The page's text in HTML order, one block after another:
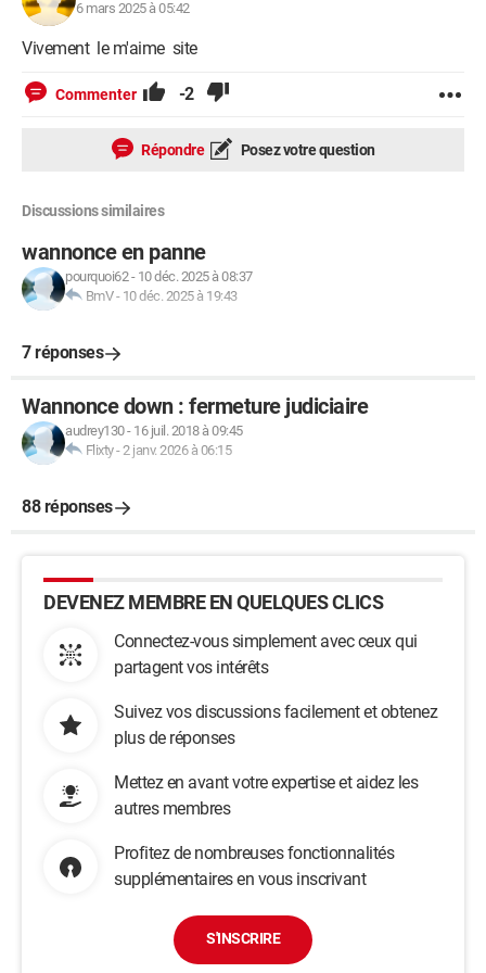
6 mars 2025 à 05:42
Vivement le m'aime site
Commenter -2
Répondre Posez votre question
Discussions similaires
wannonce en panne
pourquoi62- 10 déc. 2025 à 08:37
BmV- 10 déc. 2025 à 19:43
7 réponses
Wannonce down : fermeture judiciaire
audrey130- 16 juil. 2018 à 09:45
Flixty-2 janv. 2026 à 06:15
88 réponses
DEVENEZ MEMBRE EN QUELQUES CLICS
Connectez-vous simplement avec ceux qui
partagent vos intérêts
Suivez vos discussions facilement et obtenez
plus de réponses
Mettez en avant votre expertise et aidez les
autres membres
Profitez de nombreuses fonctionnalités
supplémentaires en vous inscrivant
S'INSCRIRE